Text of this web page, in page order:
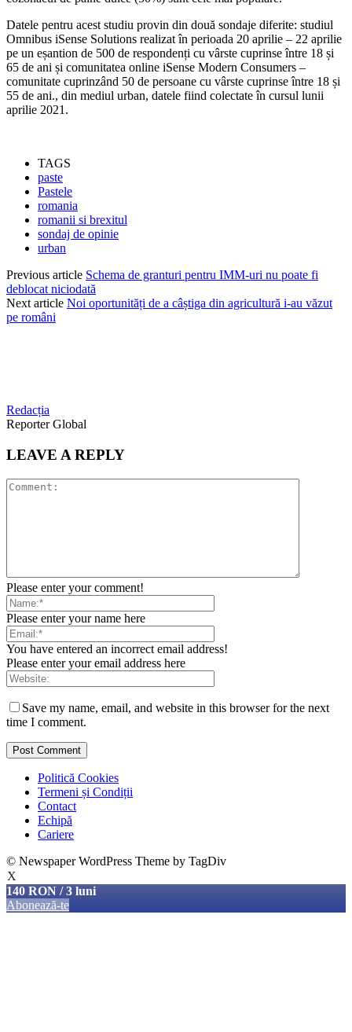
Datele pentru acest studiu provin din două sondaje diferite: studiul
Omnibus iSense Solutions realizat în perioada 20 aprilie – 22 aprilie
pe un eșantion de 500 de respondenți cu vârste cuprinse între 18 și
65 de ani și comunitatea online iSense Modern Consumers –
comunitate cuprinzând 50 de persoane cu vârste cuprinse între 18 și
55 de ani., din mediul urban, datele fiind colectate în cursul lunii
aprilie 2021.
TAGS
paste
Pastele
romania
romanii si brexitul
sondaj de opinie
urban
Previous article Schema de granturi pentru IMM-uri nu poate fi
deblocat niciodată
Next article Noi oportunități de a câștiga din agricultură i-au văzut
pe români
Redacția
Reporter Global
LEAVE A REPLY
Please enter your comment!
Please enter your name here
You have entered an incorrect email address!
Please enter your email address here
Save my name, email, and website in this browser for the next
time I comment.
Politică Cookies
Termeni și Condiții
Contact
Echipă
Cariere
© Newspaper WordPress Theme by TagDiv
X
140 RON / 3 luni
Abonează-te